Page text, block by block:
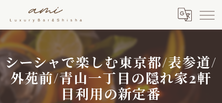
シーシャで楽しむ東京都/表参道/
外苑前/青山一丁目の隠れ家2軒
目利用の新定番